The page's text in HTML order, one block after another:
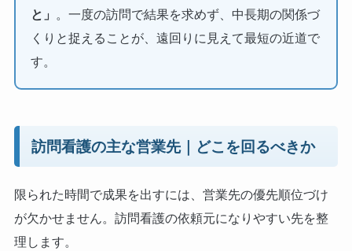
と」 。一度の訪問で結果を求めず、中長期の関係づ
くりと捉えることが、遠回りに見えて最短の近道で
す。
訪問看護の主な営業先｜どこを回るべきか
限られた時間で成果を出すには、営業先の優先順位づけ
が欠かせません。訪問看護の依頼元になりやすい先を整
理します。